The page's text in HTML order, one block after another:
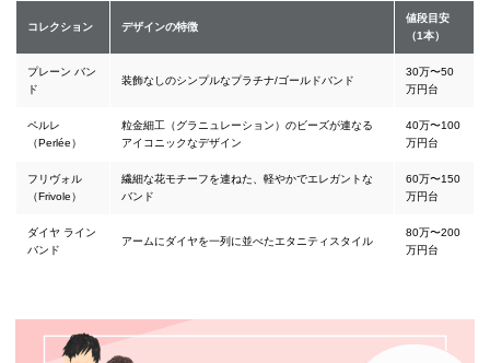
コレクション デザインの特徴
値段目安
（1本）
プレーン バン
ド
装飾なしのシンプルなプラチナ/ゴールドバンド
30万〜50
万円台
ペルレ
（Perlée）
粒金細工（グラニュレーション）のビーズが連なる
アイコニックなデザイン
40万〜100
万円台
フリヴォル
（Frivole）
繊細な花モチーフを連ねた、軽やかでエレガントな
バンド
60万〜150
万円台
ダイヤ ライン
バンド
アームにダイヤを一列に並べたエタニティスタイル
80万〜200
万円台